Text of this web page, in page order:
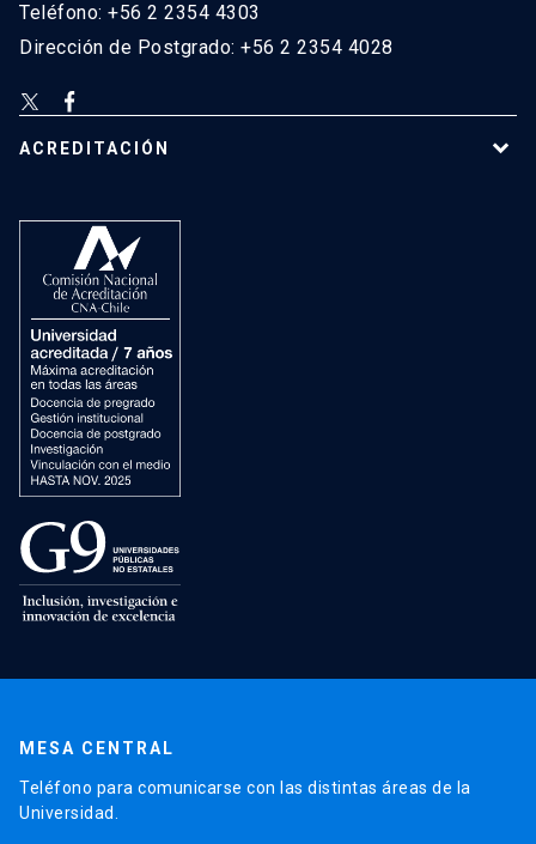
Teléfono: +56 2 2354 4303
Dirección de Postgrado: +56 2 2354 4028
ACREDITACIÓN
MESA CENTRAL
Teléfono para comunicarse con las distintas áreas de la
Universidad.